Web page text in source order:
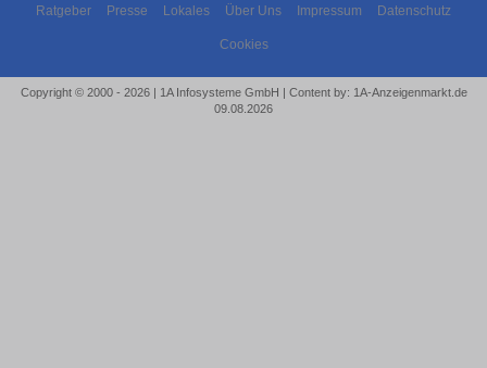
Ratgeber Presse Lokales Über Uns Impressum Datenschutz
Cookies
Copyright © 2000 - 2026 | 1A Infosysteme GmbH | Content by: 1A-Anzeigenmarkt.de
09.08.2026